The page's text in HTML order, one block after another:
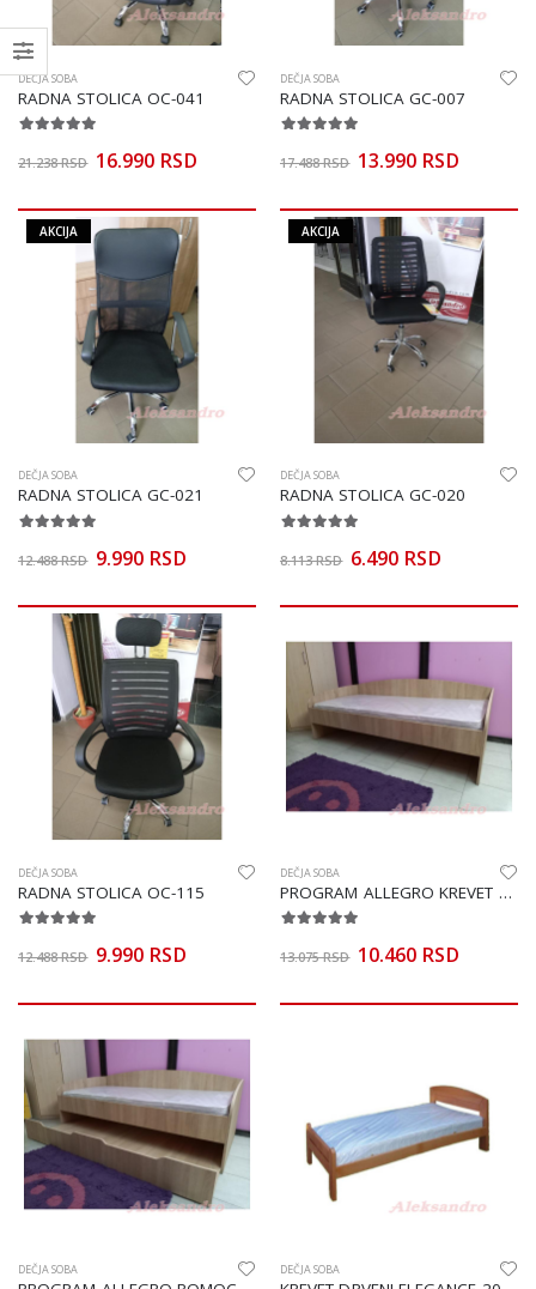
DEČJA SOBA
RADNA STOLICA OC-041
21.238 RSD 16.990 RSD
DEČJA SOBA
RADNA STOLICA GC-007
17.488 RSD 13.990 RSD
AKCIJA
DEČJA SOBA
RADNA STOLICA GC-021
12.488 RSD 9.990 RSD
AKCIJA
DEČJA SOBA
RADNA STOLICA GC-020
8.113 RSD 6.490 RSD
DEČJA SOBA
RADNA STOLICA OC-115
12.488 RSD 9.990 RSD
DEČJA SOBA
PROGRAM ALLEGRO KREVET 900
13.075 RSD 10.460 RSD
DEČJA SOBA DEČJA SOBA